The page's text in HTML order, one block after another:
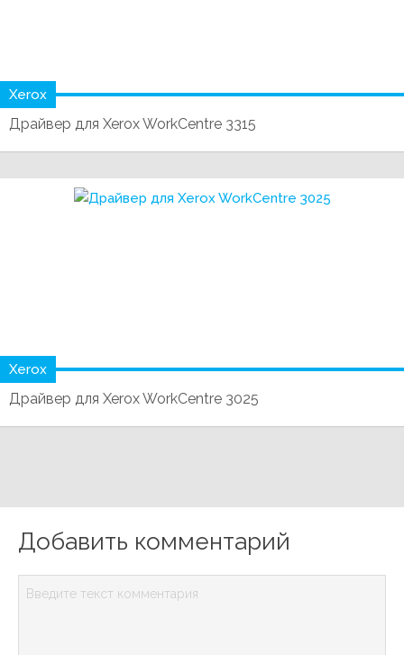
Xerox
Драйвер для Xerox WorkCentre 3315
Xerox
Драйвер для Xerox WorkCentre 3025
Добавить комментарий